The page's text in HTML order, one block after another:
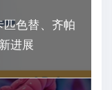
色替、齐帕
进展